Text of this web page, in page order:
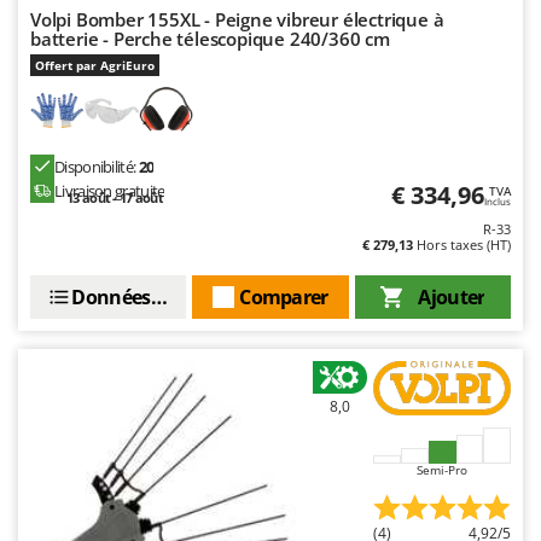
Volpi Bomber 155XL - Peigne vibreur électrique à
batterie - Perche télescopique 240/360 cm
Offert par AgriEuro
Disponibilité:20
Livraison gratuite
13 août - 17 août € 334,96 TVA
Inclus
R-33
€ 279,13 Hors taxes (HT)
Ajouter
Comparer
Données techniques
8,0
Semi-Pro
(4) 4,92/5